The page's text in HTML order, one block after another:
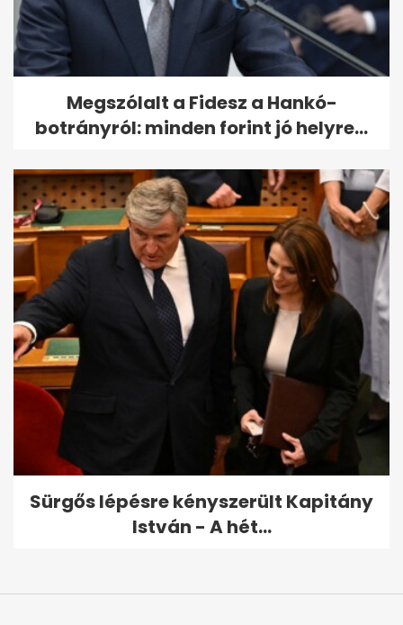
Megszólalt a Fidesz a Hankó-
botrányról: minden forint jó helyre...
Sürgős lépésre kényszerült Kapitány
István - A hét...